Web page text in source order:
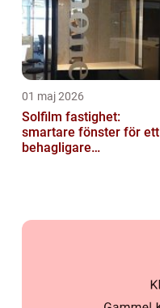
01 maj 2026
Solfilm fastighet:
smartare fönster för ett
behagligare